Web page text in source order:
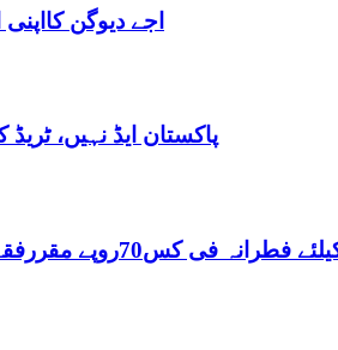
اجے دیوگن
پاکستان ایڈ نہیں،
مقررفقہ جعفریہ کیلئے فطرانہ 100روپے مقرر